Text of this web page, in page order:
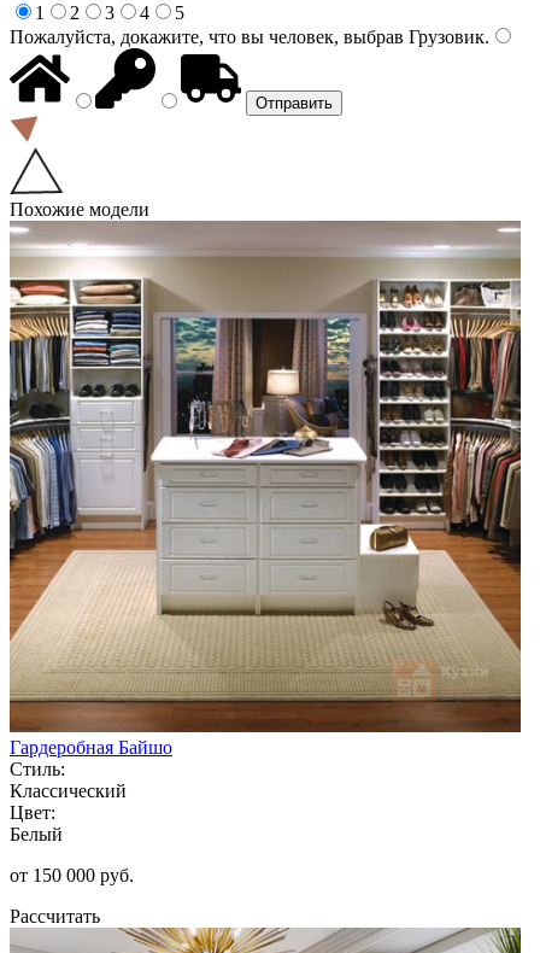
1
2 3 4
5
Пожалуйста, докажите, что вы человек, выбрав Грузовик.
Похожие модели
Гардеробная Байшо
Стиль:
Классический
Цвет:
Белый
от 150 000 руб.
Рассчитать